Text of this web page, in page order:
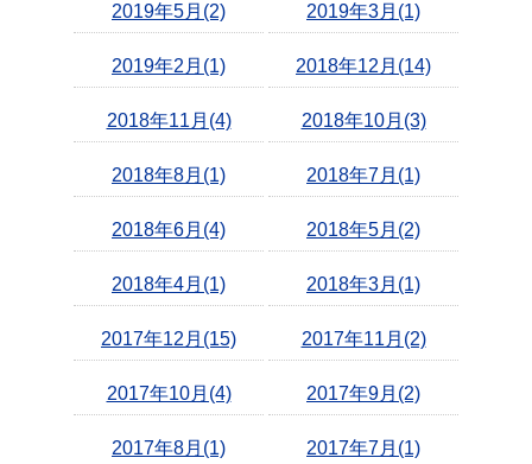
2019年5月(2) 2019年3月(1)
2019年2月(1) 2018年12月(14)
2018年11月(4) 2018年10月(3)
2018年8月(1) 2018年7月(1)
2018年6月(4) 2018年5月(2)
2018年4月(1) 2018年3月(1)
2017年12月(15) 2017年11月(2)
2017年10月(4) 2017年9月(2)
2017年8月(1) 2017年7月(1)